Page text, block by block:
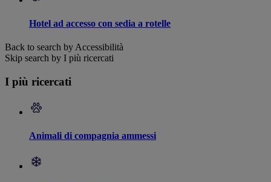
Hotel ad accesso con sedia a rotelle
Back to search by Accessibilità
Skip search by I più ricercati
I più ricercati
Animali di compagnia ammessi